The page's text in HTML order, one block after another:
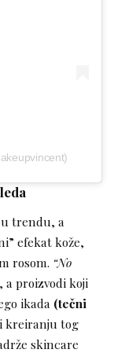
trendu, a
efekat kože,
rosom. “No
a proizvodi koji
ikada (tečni
kreiranju tog
skincare